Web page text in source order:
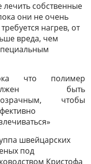
собственные
они не очень
нагрев, от
вреда, чем
что полимер
быть
чтобы
швейцарских
под
Кристофа